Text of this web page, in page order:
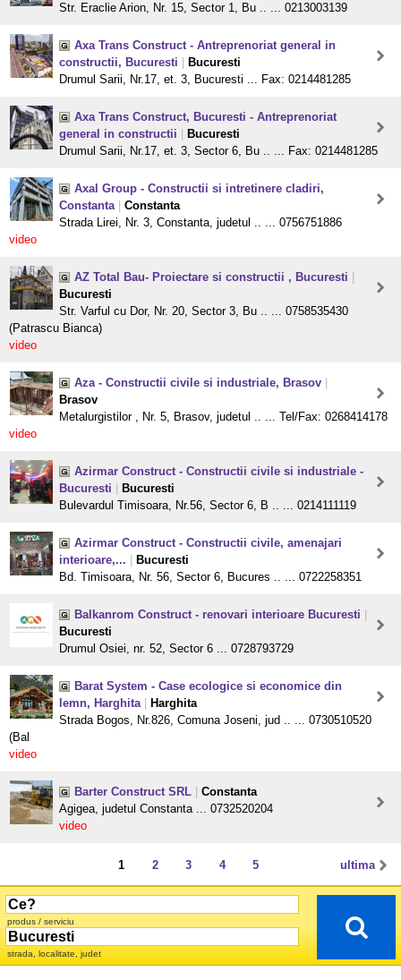
Str. Eraclie Arion, Nr. 15, Sector 1, Bu .. ... 0213003139
Axa Trans Construct - Antreprenoriat general in
constructii, Bucuresti
Bucuresti
Drumul Sarii, Nr.17, et. 3, Bucuresti ... Fax: 0214481285
Axa Trans Construct, Bucuresti - Antreprenoriat
general in constructii
Bucuresti
Drumul Sarii, Nr.17, et. 3, Sector 6, Bu .. ... Fax: 0214481285
Axal Group - Constructii si intretinere cladiri,
Constanta
Constanta
Strada Lirei, Nr. 3, Constanta, judetul .. ... 0756751886
video
AZ Total Bau- Proiectare si constructii , Bucuresti
Bucuresti
Str. Varful cu Dor, Nr. 20, Sector 3, Bu .. ... 0758535430
(Patrascu Bianca)
video
Aza - Constructii civile si industriale, Brasov
Brasov
Metalurgistilor , Nr. 5, Brasov, judetul .. ... Tel/Fax: 0268414178
video
Azirmar Construct - Constructii civile si industriale -
Bucuresti
Bucuresti
Bulevardul Timisoara, Nr.56, Sector 6, B .. ... 0214111119
Azirmar Construct - Constructii civile, amenajari
interioare,...
Bucuresti
Bd. Timisoara, Nr. 56, Sector 6, Bucures .. ... 0722258351
Balkanrom Construct - renovari interioare Bucuresti
Bucuresti
Drumul Osiei, nr. 52, Sector 6 ... 0728793729
Barat System - Case ecologice si economice din
lemn, Harghita
Harghita
Strada Bogos, Nr.826, Comuna Joseni, jud .. ... 0730510520
(Bal
video
Barter Construct SRL
Constanta
Agigea, judetul Constanta ... 0732520204
video
ultima
1 2 3 4 5
produs / serviciu
strada, localitate, judet